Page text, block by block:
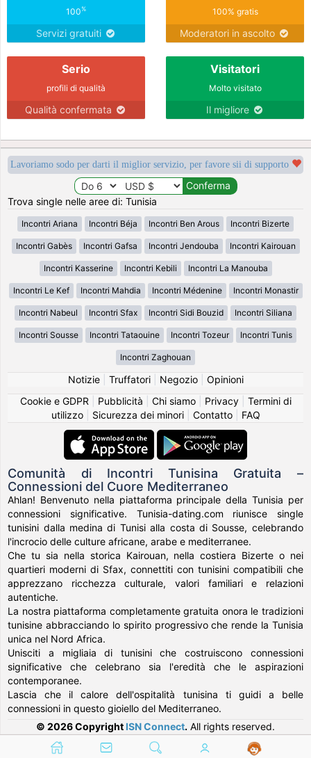
100%
Servizi gratuiti
100% gratis
Moderatori in ascolto
Serio
profili di qualità
Qualità confermata
Visitatori
Molto visitato
Il migliore
Lavoriamo sodo per darti il miglior servizio, per favore sii di supporto
Trova single nelle aree di: Tunisia
Incontri Ariana Incontri Béja Incontri Ben Arous Incontri Bizerte
Incontri Gabès Incontri Gafsa Incontri Jendouba Incontri Kairouan
Incontri Kasserine Incontri Kebili Incontri La Manouba
Incontri Le Kef Incontri Mahdia Incontri Médenine Incontri Monastir
Incontri Nabeul Incontri Sfax Incontri Sidi Bouzid Incontri Siliana
Incontri Sousse Incontri Tataouine Incontri Tozeur Incontri Tunis
Incontri Zaghouan
Notizie| Truffatori| Negozio| Opinioni
Cookie e GDPR
Pubblicità Chi siamo| Privacy| Termini di
utilizzo| Sicurezza dei minori| Contatto| FAQ
Comunità di Incontri Tunisina Gratuita –
Connessioni del Cuore Mediterraneo
Ahlan! Benvenuto nella piattaforma principale della Tunisia per
connessioni significative. Tunisia-dating.com riunisce single
tunisini dalla medina di Tunisi alla costa di Sousse, celebrando
l'incrocio delle culture africane, arabe e mediterranee.
Che tu sia nella storica Kairouan, nella costiera Bizerte o nei
quartieri moderni di Sfax, connettiti con tunisini compatibili che
apprezzano ricchezza culturale, valori familiari e relazioni
autentiche.
La nostra piattaforma completamente gratuita onora le tradizioni
tunisine abbracciando lo spirito progressivo che rende la Tunisia
unica nel Nord Africa.
Unisciti a migliaia di tunisini che costruiscono connessioni
significative che celebrano sia l'eredità che le aspirazioni
contemporanee.
Lascia che il calore dell'ospitalità tunisina ti guidi a belle
connessioni in questo gioiello del Mediterraneo.
© 2026 Copyright ISN Connect. All rights reserved.